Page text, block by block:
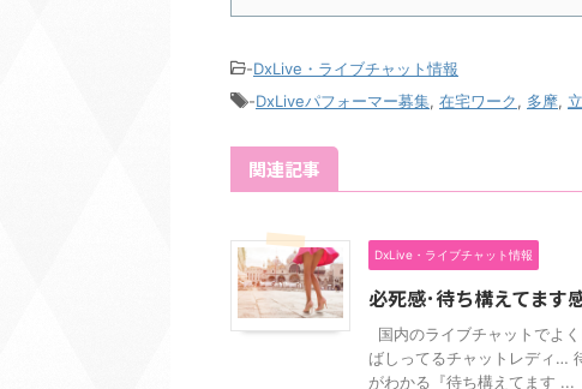
-DxLive・ライブチャット情報
-DxLiveパフォーマー募集, 在宅ワーク, 多摩,
関連記事
DxLive・ライブチャット情報
必死感･待ち構えてます
国内のライブチャットでよ
ばしってるチャットレディ…
がわかる『待ち構えてます ...